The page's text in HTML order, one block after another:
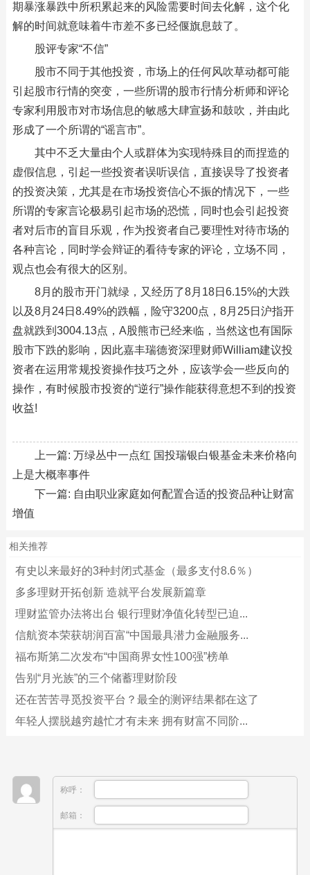
期暴涨暴跌中所积累起来的风险需要时间去化解，这个化
解的时间就意味着牛市差不多已经偃旗息鼓了。
股评专家“不信”
股市不同于其他投资，市场上的任何风吹草动都可能
引起股市行情的突变，一些所谓的股市行情分析师和评论
专家利用股市对市场信息的敏感大肆宣扬和鼓吹，并由此
形成了一个所谓的“谣言市”。
其中不乏大量由个人或群体为实现特殊目的而捏造的
虚假信息，引起一些投资者误听误信，直接误导了投资者
的投资决策，尤其是在市场投资信心不振的情况下，一些
所谓的专家言论极易引起市场的恐慌，同时也会引起投资
者对后市的盲目乐观，作为投资者自己要理性对待市场的
各种言论，同时学会辩证的看待专家的评论，立场不同，
观点也会有很大的区别。
8月的股市开门就绿，又经历了8月18日6.15%的大跌
以及8月24日8.49%的跌幅，险守3200点，8月25日沪指开
盘就跌到3004.13点，A股熊市已经来临，当然这也有国际
股市下跌的影响，因此嘉丰瑞德资深理财师William建议投
资者在运用常规投资操作技巧之外，应该学会一些反向的
操作，有时候股市投资的“逆行”操作能获得意想不到的投资
收益!
上一篇: 万绿丛中一点红 国投瑞银白银基金未来价格向
上是大概率事件
下一篇: 自由职业家庭如何配置合适的投资品种让财富
增值
相关推荐
有史以来最好的3种封闭式基金（最多支付8.6％）
多多理财开拓创新 造就平台发展新篇章
理财监管办法将出台 银行理财净值化转型已迫...
信航资本荣获胡润百富“中国最具潜力金融服务...
福布斯第二次发布“中国商界女性100强”榜单
告别“月光族”的三个储蓄理财阶段
还在苦苦寻觅投资平台？最全的测评结果都在这了
年轻人摆脱越穷越忙才有未来 拥有财富不同阶...
称呼：
邮箱：